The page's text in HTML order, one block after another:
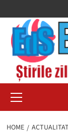
to
content
Menu
HOME